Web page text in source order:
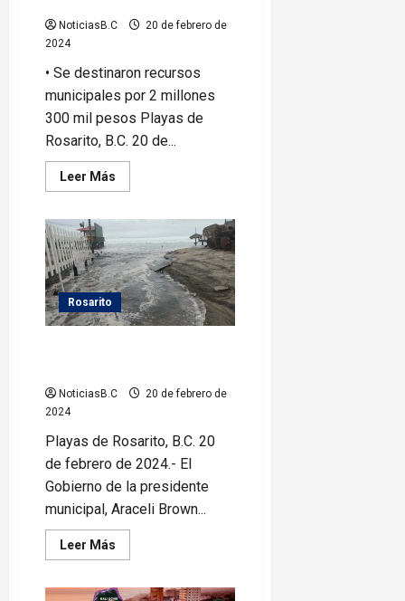
NoticiasB.C
20 de febrero de
2024
• Se destinaron recursos
municipales por 2 millones
300 mil pesos Playas de
Rosarito, B.C. 20 de...
Leer Más
más
Araceli
Brown
uniformes
al
Heroico
Cuerpo
de
Bomberos
Rosarito
NoticiasB.C
20 de febrero de
2024
Playas de Rosarito, B.C. 20
de febrero de 2024.- El
Gobierno de la presidente
municipal, Araceli Brown...
Leer Más
más
Se